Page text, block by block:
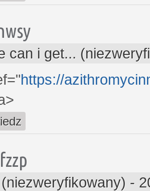
can i get...
https://
-